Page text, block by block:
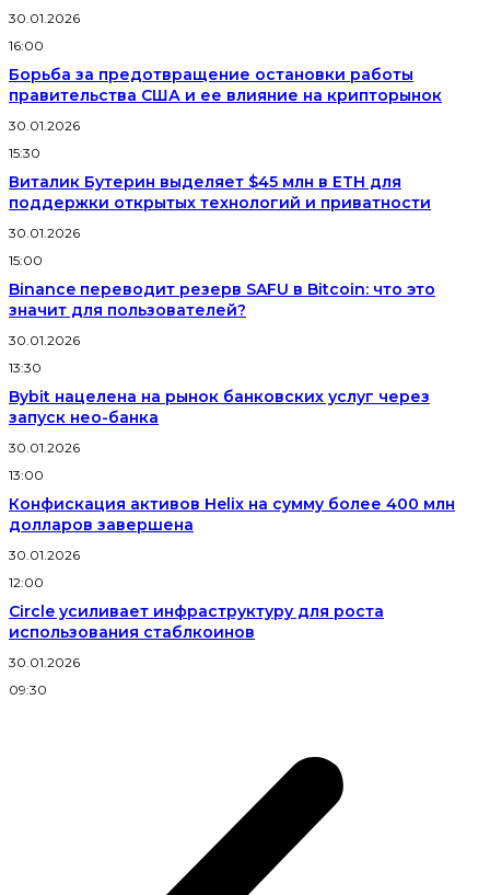
30.01.2026
16:00
Борьба за предотвращение остановки работы
правительства США и ее влияние на крипторынок
30.01.2026
15:30
Виталик Бутерин выделяет $45 млн в ETH для
поддержки открытых технологий и приватности
30.01.2026
15:00
Binance переводит резерв SAFU в Bitcoin: что это
значит для пользователей?
30.01.2026
13:30
Bybit нацелена на рынок банковских услуг через
запуск нео-банка
30.01.2026
13:00
Конфискация активов Helix на сумму более 400 млн
долларов завершена
30.01.2026
12:00
Circle усиливает инфраструктуру для роста
использования стаблкоинов
30.01.2026
09:30